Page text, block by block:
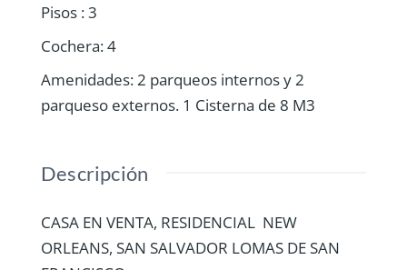
Pisos :3
Cochera:4
Amenidades:2 parqueos internos y 2
parqueso externos. 1 Cisterna de 8 M3
Descripción
CASA EN VENTA, RESIDENCIAL NEW
ORLEANS, SAN SALVADOR LOMAS DE SAN